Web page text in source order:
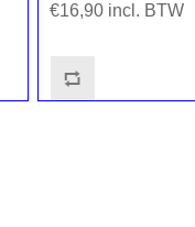
€16,90 incl. BTW